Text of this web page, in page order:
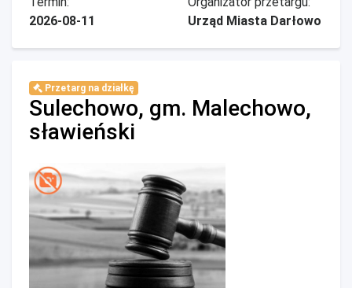
2026-08-11
Urząd Miasta Darłowo
Przetarg na działkę
Sulechowo, gm. Malechowo,
sławieński